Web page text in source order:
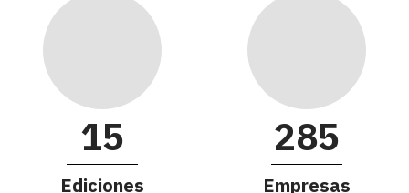
15
Ediciones
285
Empresas